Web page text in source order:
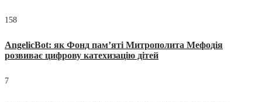
158
AngelicBot: як Фонд пам’яті Митрополита Мефодія
розвиває цифрову катехизацію дітей
7